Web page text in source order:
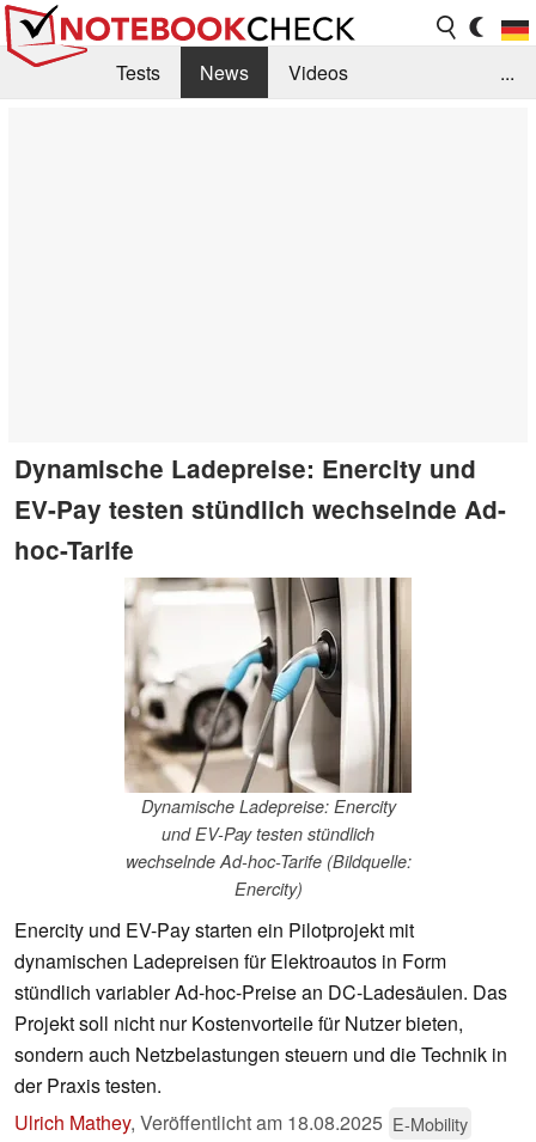
Tests News
Videos
...
Dynamische Ladepreise: Enercity und
EV-Pay testen stündlich wechselnde Ad-
hoc-Tarife
Dynamische Ladepreise: Enercity
und EV-Pay testen stündlich
wechselnde Ad-hoc-Tarife (Bildquelle:
Enercity)
Enercity und EV-Pay starten ein Pilotprojekt mit
dynamischen Ladepreisen für Elektroautos in Form
stündlich variabler Ad-hoc-Preise an DC-Ladesäulen. Das
Projekt soll nicht nur Kostenvorteile für Nutzer bieten,
sondern auch Netzbelastungen steuern und die Technik in
der Praxis testen.
Ulrich Mathey, Veröffentlicht am 18.08.2025 E-Mobility